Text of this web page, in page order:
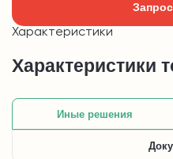
Характеристики
Характеристики
Иные решения